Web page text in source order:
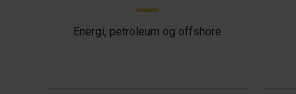
Energi, petroleum og offshore